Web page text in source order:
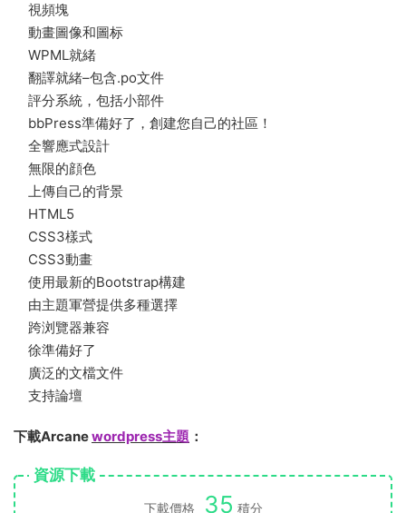
視頻塊
動畫圖像和圖标
WPML就緒
翻譯就緒–包含.po文件
評分系統，包括小部件
bbPress準備好了，創建您自己的社區！
全響應式設計
無限的顔色
上傳自己的背景
HTML5
CSS3樣式
CSS3動畫
使用最新的Bootstrap構建
由主題軍營提供多種選擇
跨浏覽器兼容
徐準備好了
廣泛的文檔文件
支持論壇
下載Arcanewordpress主題 ：
資源下載
下載價格 35 積分